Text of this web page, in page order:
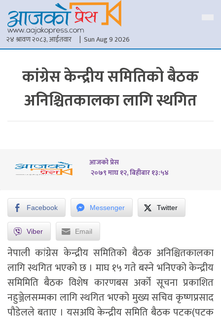
२४ श्रावण २०८३, आईतवार | Sun Aug 9 2026
कांग्रेस केन्द्रीय समितिको बैठक
अनिश्चितकालका लागि स्थगित
आजको प्रेस
२०७९ माघ १२, बिहीबार १३:५४
Facebook Messenger Twitter
Viber Email
नेपाली कांग्रेस केन्द्रीय समितिको बैठक अनिश्चितकालका
लागि स्थगित भएको छ । माघ १५ गते बस्‍ने भनिएको केन्द्रीय
समिमिति बैठक विशेष कारणबस अर्को सूचना प्रकाशित
नहुञ्जेलसम्मका लागि स्थगित भएको मुख्य सचिव कृष्णप्रसाद
पौडेलले बताए । यसअघि केन्द्रीय समिति बैठक पटक(पटक